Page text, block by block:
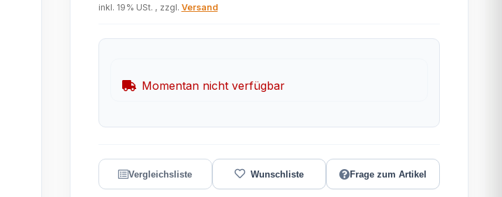
inkl. 19% USt. , zzgl. Versand
Momentan nicht verfügbar
Frage zum Artikel